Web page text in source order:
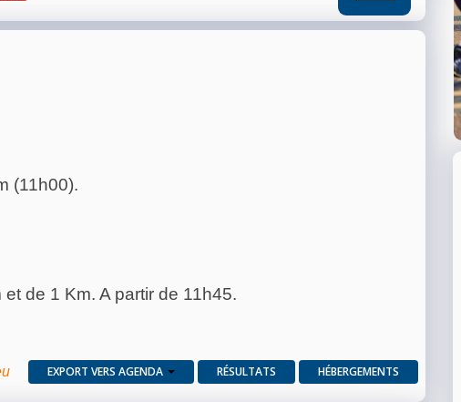
(11h00).
de 1 Km. A partir de 11h45.
EXPORT VERS AGENDA RÉSULTATS HÉBERGEMENTS